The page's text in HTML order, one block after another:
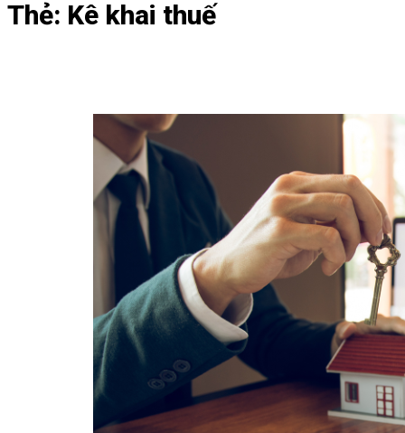
Thẻ: Kê khai thuế